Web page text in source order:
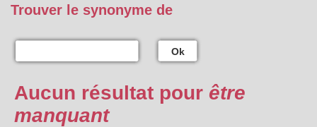
Trouver le synonyme de
Ok
Aucun résultat pour être
manquant